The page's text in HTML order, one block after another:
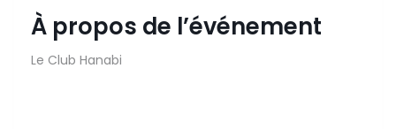
À propos de l’événement
Le Club Hanabi